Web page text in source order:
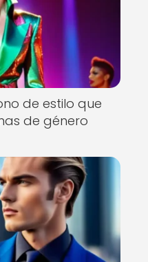
de estilo que
de género